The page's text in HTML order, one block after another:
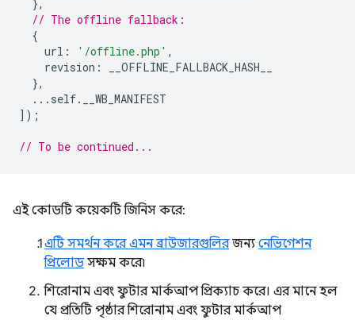
},
// The offline fallback:
{
url : '/offline.php' ,
revision :
__OFFLINE_FALLBACK_HASH__
},
... self.
__WB_MANIFEST
]);
// To be continued...
এই কোডটি কয়েকটি জিনিস করে:
এটি সমর্থন করে এমন ব্রাউজারগুলিরজন্য নেভিগেশন
প্রিলোডসক্ষম করে৷
শিরোনাম এবং ফুটার মার্কআপ প্রিক্যাচ করে। এর মানে হল
যে প্রতিটি পৃষ্ঠার শিরোনাম এবং ফুটার মার্কআপ